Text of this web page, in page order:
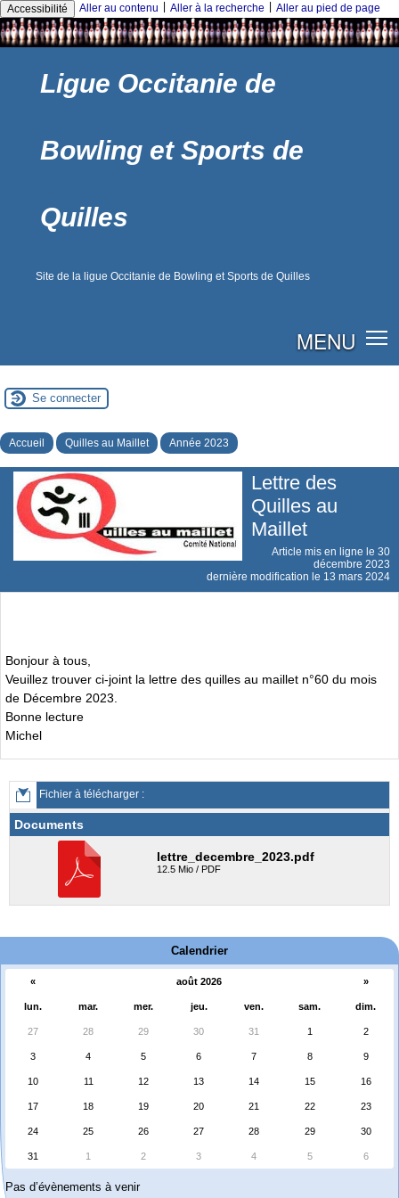
Accessibilité Aller au contenu Aller à la recherche Aller au pied de page
Ligue Occitanie de
Bowling et Sports de
Quilles
Site de la ligue Occitanie de Bowling et Sports de Quilles
MENU
Se connecter
Accueil Quilles au Maillet Année 2023
Lettre des
Quilles au
Maillet
Article mis en ligne le 30
décembre 2023
dernière modification le 13 mars 2024
Bonjour à tous,
Veuillez trouver ci-joint la lettre des quilles au maillet n°60 du mois
de Décembre 2023.
Bonne lecture
Michel
Fichier à télécharger :
Documents
lettre_decembre_2023.pdf
12.5 Mio / PDF
Calendrier
« août 2026 »
lun. mar. mer. jeu. ven. sam. dim.
27 28 29 30 31 1 2
3 4 5 6 7 8 9
10 11 12 13 14 15 16
17 18 19 20 21 22 23
24 25 26 27 28 29 30
31 1 2 3 4 5 6
Pas d’évènements à venir